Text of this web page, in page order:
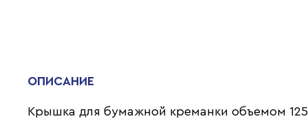
ОПИСАНИЕ
Крышка для бумажной креманки объемом